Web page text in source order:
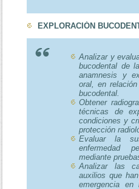
EXPLORACIÓN
Analizar y
bucodental de
anamnesis y
oral, en
bucodental.
Obtener
técnicas de
condiciones y
protección
Evaluar la
enfermedad
mediante
Analizar las
auxilios que
emergencia